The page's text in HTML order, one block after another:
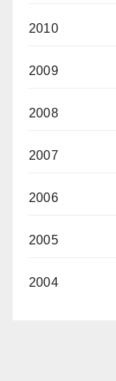
2010
2009
2008
2007
2006
2005
2004